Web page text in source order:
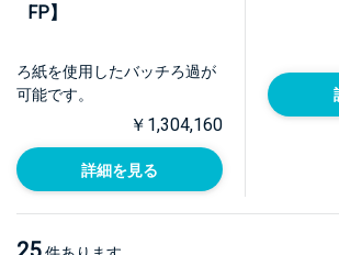
FP】
ろ紙を使用したバッチろ過が
可能です。
￥1,304,160
詳細を見る